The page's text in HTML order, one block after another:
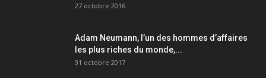
27 octobre 2016
Adam Neumann, l’un des hommes d’affaires
les plus riches du monde,...
31 octobre 2017